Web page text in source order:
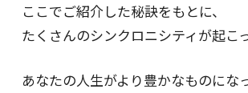
ここでご紹介した秘訣をもとに、
たくさんのシンクロニシティが起こ
あなたの人生がより豊かなものにな